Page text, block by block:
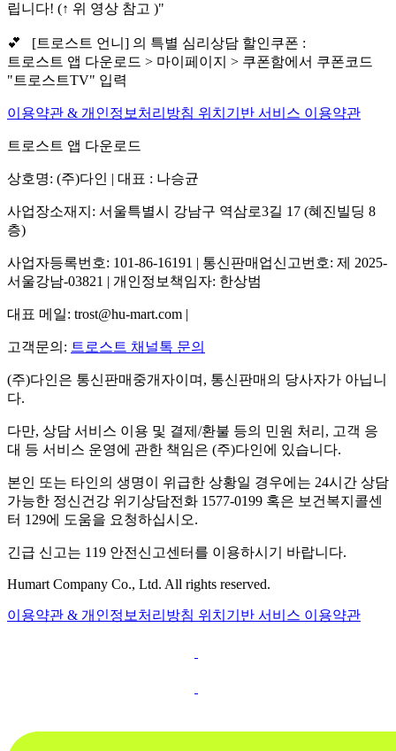
립니다! (↑ 위 영상 참고 )"
💕 [트로스트 언니] 의 특별 심리상담 할인쿠폰 :
트로스트 앱 다운로드 > 마이페이지 > 쿠폰함에서 쿠폰코드
"트로스트TV" 입력
이용약관 & 개인정보처리방침 위치기반 서비스 이용약관
트로스트 앱 다운로드
상호명: (주)다인 | 대표 : 나승균
사업장소재지: 서울특별시 강남구 역삼로3길 17 (혜진빌딩 8
층)
사업자등록번호: 101-86-16191 | 통신판매업신고번호: 제 2025-
서울강남-03821 | 개인정보책임자: 한상범
대표 메일: trost@hu-mart.com |
고객문의: 트로스트 채널톡 문의
(주)다인은 통신판매중개자이며, 통신판매의 당사자가 아닙니
다.
다만, 상담 서비스 이용 및 결제/환불 등의 민원 처리, 고객 응
대 등 서비스 운영에 관한 책임은 (주)다인에 있습니다.
본인 또는 타인의 생명이 위급한 상황일 경우에는 24시간 상담
가능한 정신건강 위기상담전화 1577-0199 혹은 보건복지콜센
터 129에 도움을 요청하십시오.
긴급 신고는 119 안전신고센터를 이용하시기 바랍니다.
Humart Company Co., Ltd. All rights reserved.
이용약관 & 개인정보처리방침 위치기반 서비스 이용약관